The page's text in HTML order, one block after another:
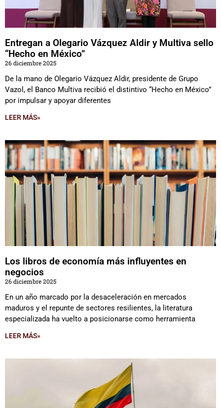
Entregan a Olegario Vázquez Aldir y Multiva sello
“Hecho en México”
26 diciembre 2025
De la mano de Olegario Vázquez Aldir, presidente de Grupo
Vazol, el Banco Multiva recibió el distintivo “Hecho en México”
por impulsar y apoyar diferentes
LEER MÁS»
Los libros de economía más influyentes en
negocios
26 diciembre 2025
En un año marcado por la desaceleración en mercados
maduros y el repunte de sectores resilientes, la literatura
especializada ha vuelto a posicionarse como herramienta
LEER MÁS»